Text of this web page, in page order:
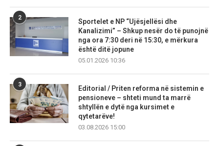
2
Sportelet e NP “Ujësjellësi dhe
Kanalizimi” – Shkup nesër do të punojnë
nga ora 7:30 deri në 15:30, e mërkura
është ditë jopune
05.01.2026 10:36
3
Editorial / Priten reforma në sistemin e
pensioneve – shteti mund ta marrë
shtyllën e dytë nga kursimet e
qytetarëve!
03.08.2026 15:00